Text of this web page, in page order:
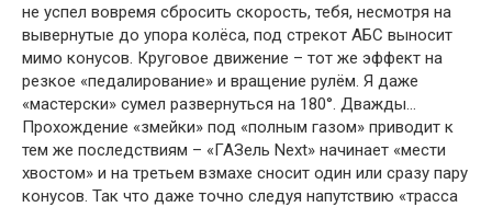
не успел вовремя сбросить скорость, тебя, несмотря на
вывернутые до упора колёса, под стрекот АБС выносит
мимо конусов. Круговое движение – тот же эффект на
резкое «педалирование» и вращение рулём. Я даже
«мастерски» сумел развернуться на 180°. Дважды…
Прохождение «змейки» под «полным газом» приводит к
тем же последствиям – «ГАЗель Next» начинает «мести
хвостом» и на третьем взмахе сносит один или сразу пару
конусов. Так что даже точно следуя напутствию «трасса